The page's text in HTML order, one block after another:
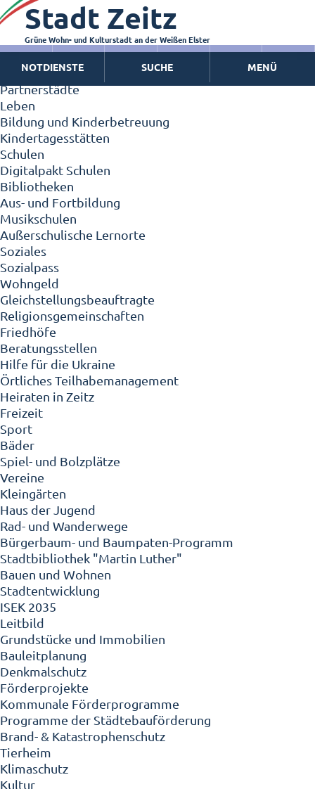
Zeitz - Die Kleinstadt
Willkommen in Zeitz!
Interview mit Oberbürgermeister Christian Thieme
Zeitz - Stadt der Zukunft
Ortschaften
Partnerstädte
Leben
Bildung und Kinderbetreuung
Kindertagesstätten
Schulen
Digitalpakt Schulen
Bibliotheken
Aus- und Fortbildung
Musikschulen
Außerschulische Lernorte
Soziales
Sozialpass
Wohngeld
Gleichstellungsbeauftragte
Religionsgemeinschaften
Friedhöfe
Beratungsstellen
Hilfe für die Ukraine
Örtliches Teilhabemanagement
Heiraten in Zeitz
Freizeit
Sport
Bäder
Spiel- und Bolzplätze
Vereine
Kleingärten
Haus der Jugend
Rad- und Wanderwege
Bürgerbaum- und Baumpaten-Programm
Stadtbibliothek "Martin Luther"
Bauen und Wohnen
Stadtentwicklung
ISEK 2035
Leitbild
Grundstücke und Immobilien
Bauleitplanung
Denkmalschutz
Förderprojekte
Kommunale Förderprogramme
Programme der Städtebauförderung
Brand- & Katastrophenschutz
Tierheim
Klimaschutz
Kultur
Stadt Zeitz
Grüne Wohn- und Kulturstadt an der Weißen Elster
NOTDIENSTE SUCHE MENÜ